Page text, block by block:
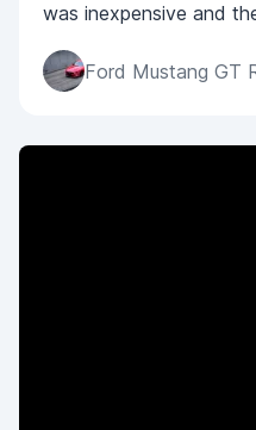
was inexpensive and
Ford Mustang GT